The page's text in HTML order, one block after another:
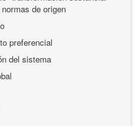
de origen
preferencial
del sistema